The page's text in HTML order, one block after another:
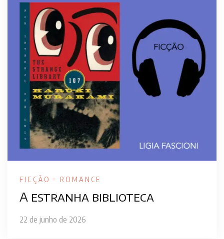
FICÇÃO ROMANCE
A estranha biblioteca
22 de junho de 2026